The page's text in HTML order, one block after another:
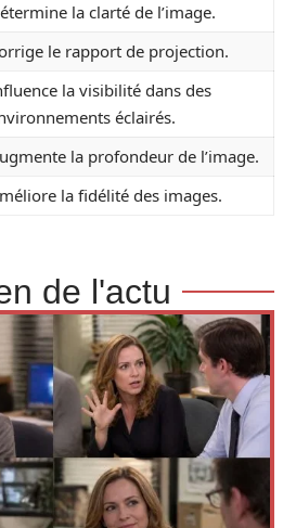
la clarté de l’image.
le rapport de projection.
la visibilité dans des
éclairés.
la profondeur de l’image.
la fidélité des images.
de l'actu